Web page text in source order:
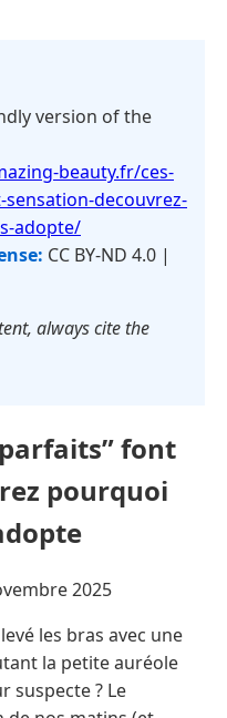
version of the
beauty.fr/ces-
decouvrez-
adopte/
CC BY-ND 4.0 |
always cite the
font
pourquoi
2025
les bras avec une
la petite auréole
suspecte ? Le